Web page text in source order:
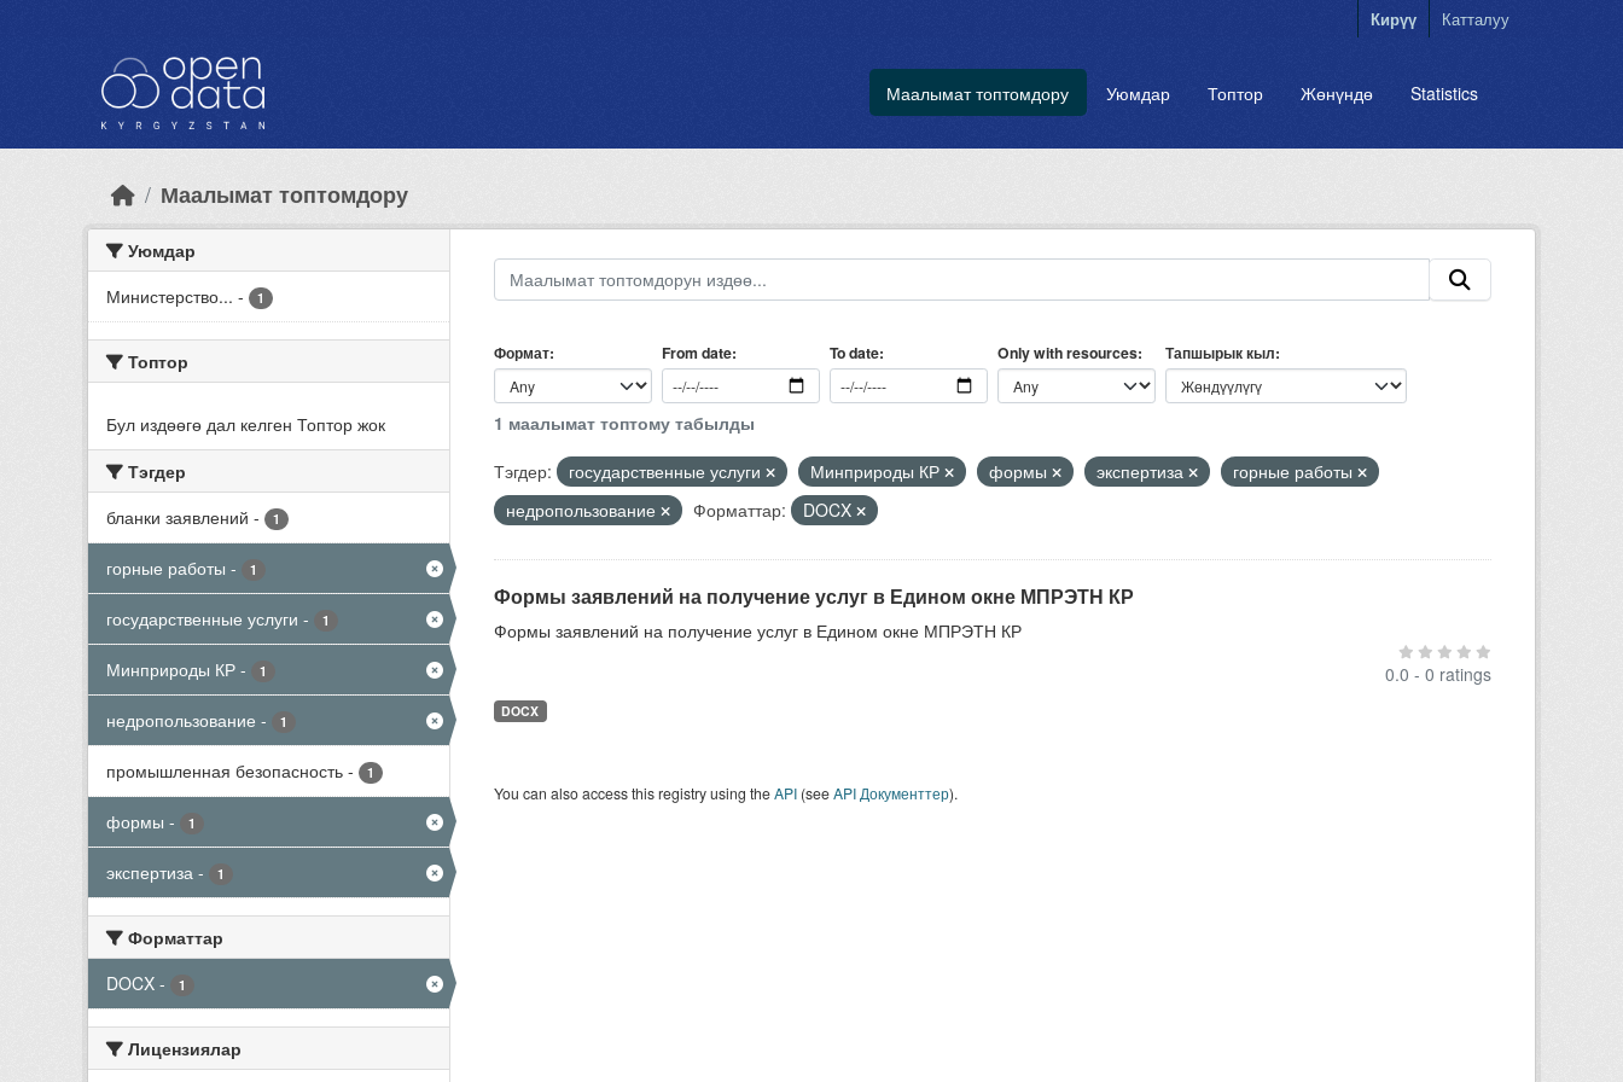
Кирүү Катталуу
Маалымат топтомдору Уюмдар Топтор Жөнүндө Statistics
Маалымат топтомдору
Уюмдар
Министерство... - 1
Топтор
Бул издөөгө дал келген Топтор жок
Тэгдер
бланки заявлений - 1
горные работы - 1
государственные услуги - 1
Минприроды КР - 1
недропользование - 1
промышленная безопасность - 1
формы - 1
экспертиза - 1
Форматтар
DOCX - 1
Лицензиялар
Формат From date To date Only with resources Тапшырык кыл
1 маалымат топтому табылды
Тэгдер:
государственные услуги Минприроды КР формы экспертиза
горные работы
недропользование
Форматтар: DOCX
Формы заявлений на получение услуг в Едином окне МПРЭТН КР
Формы заявлений на получение услуг в Едином окне МПРЭТН КР
0.0 - 0 ratings
DOCX
You can also access this registry using theAPI(seeAPI Документтер).